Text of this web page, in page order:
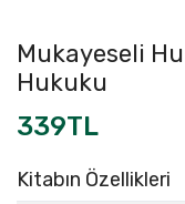
Mukayeseli
Hukuku
339TL
Kitabın Özellikleri